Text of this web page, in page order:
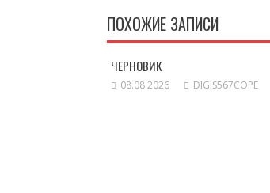
ПОХОЖИЕ ЗАПИСИ
ЧЕРНОВИК
08.08.2026 DIGIS567COPE